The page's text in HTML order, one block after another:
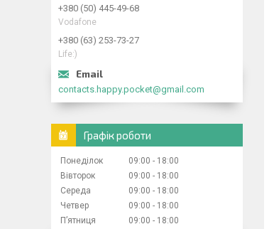
+380 (50) 445-49-68
Vodafone
+380 (63) 253-73-27
Life:)
contacts.happy.pocket@gmail.com
Графік роботи
Понеділок 09:00
18:00
Вівторок
09:00
18:00
Середа
09:00
18:00
Четвер
09:00
18:00
Пʼятниця
09:00
18:00